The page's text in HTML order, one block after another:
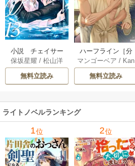
小説 チェイサー
ゲームW 13巻
保坂星耀 /松山洋
無料立読み
ハーフライン［分
冊版] 56巻
マンゴーベア / Kan
apy
/加藤智子
無料立読み
ライトノベルランキング
1位 2位